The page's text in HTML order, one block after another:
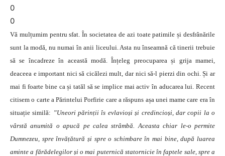
0
0
Vă mulțumim pentru sfat. În societatea de azi toate patimile și desfrânările
sunt la modă, nu numai în anii liceului. Asta nu înseamnă că tinerii trebuie
să se încadreze în această modă. Înțeleg preocuparea și grija mamei,
deaceea e important nici să cicălezi mult, dar nici să-l pierzi din ochi. Și ar
mai fi foarte bine ca și tatăl să se implice mai activ în aducarea lui. Recent
citisem o carte a Părintelui Porfirie care a răspuns așa unei mame care era în
situație similă: ”Uneori părinții îs evlavioși și credincioși, dar copii la o
vârstă anumită o apucă pe calea strâmbă. Aceasta chiar le-o permite
Dumnezeu, spre învățătură și spre o schimbare în mai bine, după luarea
aminte a fărădelegilor și o mai puternică statornicie în faptele sale, spre a